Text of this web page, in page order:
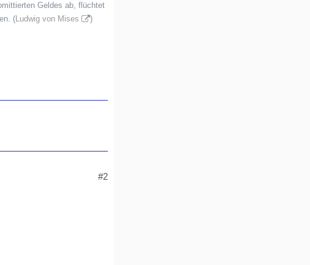
Geldes ab, flüchtet
(Ludwig von Mises )
#2